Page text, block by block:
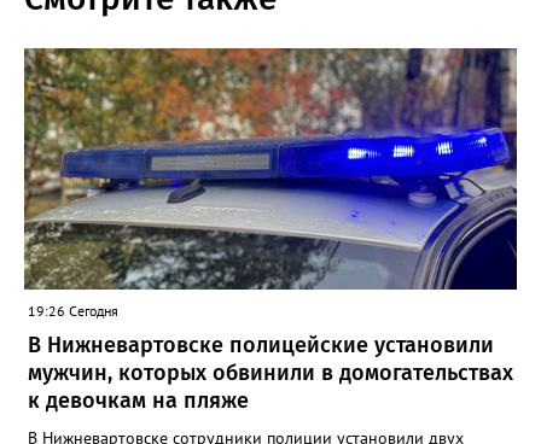
19:26 Сегодня
В Нижневартовске полицейские установили
мужчин, которых обвинили в домогательствах
к девочкам на пляже
В Нижневартовске сотрудники полиции установили двух